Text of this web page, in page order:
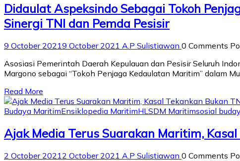
Didaulat Aspeksindo Sebagai Tokoh
Sinergi TNI dan Pemda Pesisir
9 October 20219 October 2021 A.P Sulistiawan 0 Comments
Asosiasi Pemerintah Daerah Kepulauan dan Pesisir Seluruh
Margono sebagai “Tokoh Penjaga Kedaulatan Maritim” dalam
Read More
Budaya MaritimEnsiklopedia MaritimHLSDM Maritimsosial
Ajak Media Terus Suarakan Maritim,
2 October 20212 October 2021 A.P Sulistiawan 0 Comments